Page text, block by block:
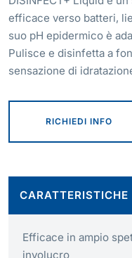
efficace verso batteri,
suo pH epidermico è
Pulisce e disinfetta a
sensazione di
RICHIEDI INFO
CARATTERISTICHE
Efficace in ampio
involucro